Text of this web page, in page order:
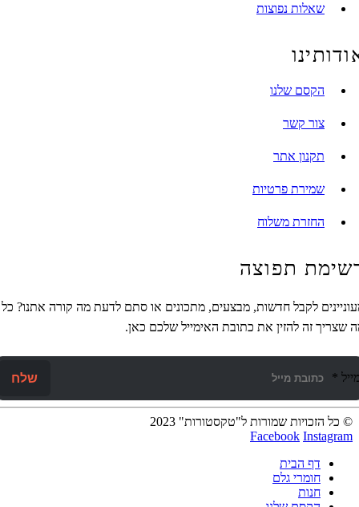
שאלות נפוצות
הקסם שלנו
צור קשר
תקנון אתר
שמירת פרטיות
החזרת משלוח
תפוצה
לקבל חדשות, מבצעים, מתכונים או סתם לדעת מה קורה אתנו? כל
זה להזין את כתובת האימייל שלכם כאן.
* שלח
הזכויות שמורות ל"טקסטורות" 2023
Facebook
דף הבית
חומרי גלם
חנות